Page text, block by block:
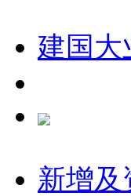
建国大
新增及